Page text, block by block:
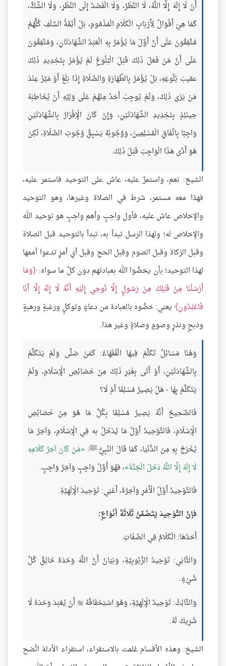
أَنْ لَا إِلَهَ إِلَّا اللَّهُ، لَا النَّظَرُ، وَلَا الْقَصْدُ إِلَى النَّظَرِ، وَلَا الشَّكُّ،
كَمَا هِيَ أَقْوَالٌ لِأَرْبَابِ الْكَلَامِ الْمَذْمُومِ، بَلْ أَئِمَّةُ السَّلَفِ كُلُّهُمْ
مُتَّفِقُونَ عَلَى أَنَّ أَوَّلَ مَا يُؤْمَرُ بِهِ الْعَبْدُ الشَّهَادَتَانِ، وَمُتَّفِقُونَ
عَلَى أَنَّ مَنْ فَعَلَ ذَلِكَ قَبْلَ الْبُلُوغِ لَمْ يُؤْمَرْ بِتَجْدِيدِ ذَلِكَ
عقيبَ بُلُوغِهِ، بَلْ يُؤْمَرُ بِالطَّهَارَةِ وَالصَّلَاةِ إِذَا بَلَغَ أَوْ مَيَّزَ عِنْدَ
مَنْ يَرَى ذَلِكَ، وَلَمْ يُوجِبْ أَحَدٌ مِنْهُمْ عَلَى وَلِيِّهِ أَنْ يُخَاطِبَهُ
حِينَئِذٍ بِتَجْدِيدِ الشَّهَادَتَيْنِ، وَإِنْ كَانَ الْإِقْرَارُ بِالشَّهَادَتَيْنِ
وَاجِبًا بِاتِّفَاقِ الْمُسْلِمِينَ، وَوُجُوبُهُ يَسْبِقُ وُجُوبَ الصَّلَاةِ، لَكِنْ
هُوَ أَدَّى هَذَا الْوَاجِبَ قَبْلَ ذَلِكَ.
الشيخ: نعم، واستمرَّ عليه، عاش على التوحيد فاستمر عليه،
فهذا معه مستمر، شرط في الصلاة وغيرها، وهو التوحيد
والإخلاص عاش عليه، فأول واجبٍ وأهم واجبٍ هو توحيد الله
والإخلاص له؛ ولهذا الرسل تبدأ به، تبدأ بالتوحيد قبل الصلاة
وقبل الزكاة وقبل الصوم وقبل الحج وقبل أي أمرٍ تدعوا أممها
لهذا التوحيد؛ بأن يخصُّوا الله بعبادتهم دون كلِّ ما سواه: وَمَا
أَرْسَلْنَا مِنْ قَبْلِكَ مِنْ رَسُولٍ إِلَّا نُوحِي إِلَيْهِ أَنَّهُ لَا إِلَهَ إِلَّا أَنَا
فَاعْبُدُونِ يعني: خصُّوه بالعبادة من دعاءٍ وتوكلٍ ورغبةٍ ورهبةٍ
وذبحٍ ونذرٍ وصومٍ وصلاةٍ وغير هذا.
وَهُنَا مَسَائِلُ تَكَلَّمَ فِيهَا الْفُقَهَاءُ: كَمَنْ صَلَّى وَلَمْ يَتَكَلَّمْ
بِالشَّهَادَتَيْنِ، أَوْ أَتَى بِغَيْرِ ذَلِكَ مِنْ خَصَائِصِ الْإِسْلَامِ، وَلَمْ
يَتَكَلَّمْ بِهَا - هَلْ يَصِيرُ مُسْلِمًا أَمْ لَا؟
فَالصَّحِيحُ أَنَّهُ يَصِيرُ مُسْلِمًا بِكُلِّ مَا هُوَ مِنْ خَصَائِصِ
الْإِسْلَامِ، فَالتَّوْحِيدُ أَوَّلُ مَا يُدْخَلُ به فِي الْإِسْلَامِ، وَآخِرُ مَا
يُخْرَجُ بِهِ مِنَ الدُّنْيَا، كَمَا قَالَ النَّبِيُّ ﷺ: مَنْ كَانَ آخِرُ كَلَامِهِ
لَا إِلَهَ إِلَّا اللَّهُ دَخَلَ الْجَنَّةَ ، فهُوَ أَوَّلُ وَاجِبٍ وَآخِرُ وَاجِبٍ.
فَالتَّوْحِيدُ أَوَّلُ الْأَمْرِ وَآخِرُهُ، أَعْنِي: تَوْحِيدَ الْإِلَهِيَّةِ.
فإنَّ التَّوْحِيدَ يَتَضَمَّنُ ثَلَاثَةَ أَنْوَاعٍ:
أَحَدُهَا: الْكَلَامُ فِي الصِّفَاتِ.
وَالثَّانِي: تَوْحِيدُ الرُّبُوبِيَّةِ، وَبَيَانُ أَنَّ اللَّهَ وَحْدَهُ خَالِقُ كُلِّ
شَيْءٍ.
وَالثَّالِثُ: تَوْحِيدُ الْإِلَهِيَّةِ، وَهُوَ اسْتِحْقَاقُهُ  أَنْ يُعْبَدَ وَحْدَهُ لَا
شَرِيكَ لَهُ.
الشيخ: وهذه الأقسام عُلمت بالاستقراء، استقراء الأدلة اتَّضح